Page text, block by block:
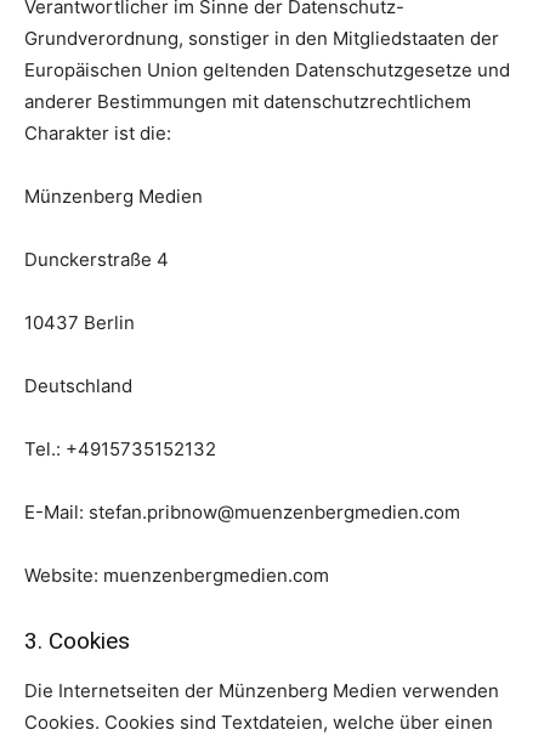
Verantwortlicher im Sinne der Datenschutz-
Grundverordnung, sonstiger in den Mitgliedstaaten der
Europäischen Union geltenden Datenschutzgesetze und
anderer Bestimmungen mit datenschutzrechtlichem
Charakter ist die:
Münzenberg Medien
Dunckerstraße 4
10437 Berlin
Deutschland
Tel.: +4915735152132
E-Mail: stefan.pribnow@muenzenbergmedien.com
Website: muenzenbergmedien.com
3. Cookies
Die Internetseiten der Münzenberg Medien verwenden
Cookies. Cookies sind Textdateien, welche über einen